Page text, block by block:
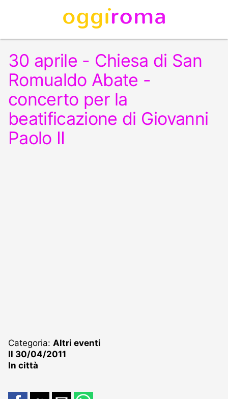
30 aprile - Chiesa di San
Romualdo Abate -
concerto per la
beatificazione di Giovanni
Paolo II
Categoria: Altri eventi
Il 30/04/2011
In città